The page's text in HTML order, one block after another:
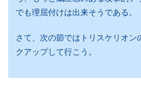
でも理屈付けは出来そうである。
さて、次の節ではトリスケリオン
クアップして行こう。